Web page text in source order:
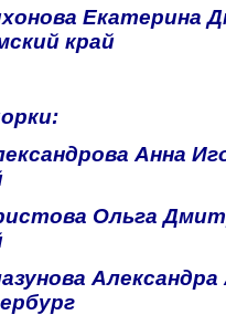
Екатерина
край
Анна
Ольга